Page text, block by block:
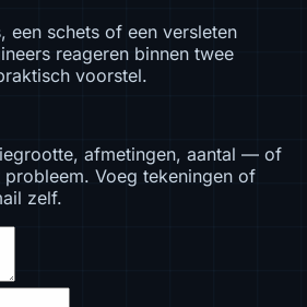
een schets of een versleten
reageren binnen twee
voorstel.
afmetingen, aantal — of
Voeg tekeningen of
zelf.